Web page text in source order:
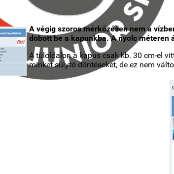
A végig szoros mérkőzésen nem a
dobott be a kapunkba. A nyolc méteren
A túloldalon a kapus csak kb. 30 cm-el
minket súlytó döntéseket, de ez nem